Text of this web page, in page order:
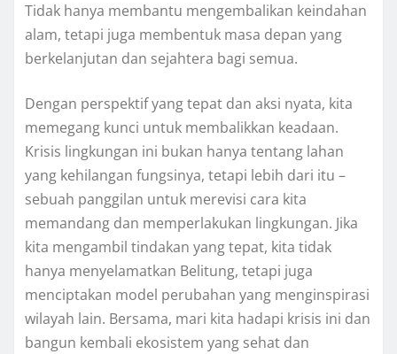
Tidak hanya membantu mengembalikan keindahan
alam, tetapi juga membentuk masa depan yang
berkelanjutan dan sejahtera bagi semua.
Dengan perspektif yang tepat dan aksi nyata, kita
memegang kunci untuk membalikkan keadaan.
Krisis lingkungan ini bukan hanya tentang lahan
yang kehilangan fungsinya, tetapi lebih dari itu –
sebuah panggilan untuk merevisi cara kita
memandang dan memperlakukan lingkungan. Jika
kita mengambil tindakan yang tepat, kita tidak
hanya menyelamatkan Belitung, tetapi juga
menciptakan model perubahan yang menginspirasi
wilayah lain. Bersama, mari kita hadapi krisis ini dan
bangun kembali ekosistem yang sehat dan